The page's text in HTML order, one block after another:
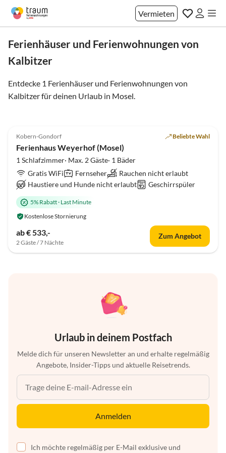
Vermieten
Ferienhäuser und Ferienwohnungen von
Kalbitzer
Entdecke 1 Ferienhäuser und Ferienwohnungen von
Kalbitzer für deinen Urlaub in Mosel.
Kobern-Gondorf Beliebte Wahl
Ferienhaus Weyerhof (Mosel)
1 Schlafzimmer· Max. 2 Gäste· 1 Bäder
Gratis WiFi
Fernseher
Rauchen nicht erlaubt
Haustiere und Hunde nicht erlaubt
Geschirrspüler
5% Rabatt· Last Minute
Kostenlose Stornierung
ab € 533,-
2 Gäste / 7 Nächte
Zum Angebot
Urlaub in deinem Postfach
Melde dich für unseren Newsletter an und erhalte regelmäßig
Angebote, Insider-Tipps und aktuelle Reisetrends.
Anmelden
Ich möchte regelmäßig per E-Mail exklusive und